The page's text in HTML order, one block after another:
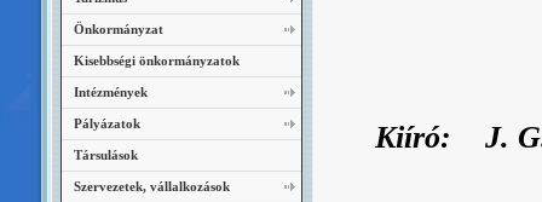
Kiíró: J. G.
Önkormányzat
Kisebbségi önkormányzatok
Intézmények
Pályázatok
Társulások
Szervezetek, vállalkozások